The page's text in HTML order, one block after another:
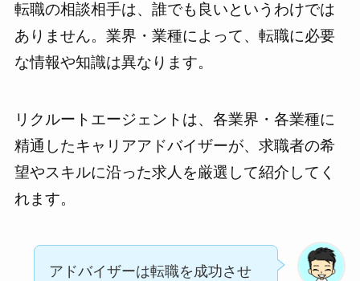
転職の相談相手は、誰でも良いというわけでは
ありません。業界・業種によって、転職に必要
な情報や知識は異なります。
リクルートエージェントは、各業界・各業種に
精通したキャリアアドバイザーが、求職者の希
望やスキルに沿った求人を厳選して紹介してく
れます。
アドバイザーは転職を成功させ